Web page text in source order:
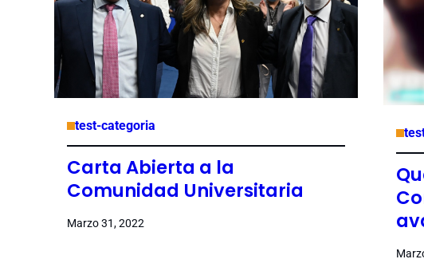
test-categoria
Carta Abierta a la
Comunidad Universitaria
Marzo 31, 2022